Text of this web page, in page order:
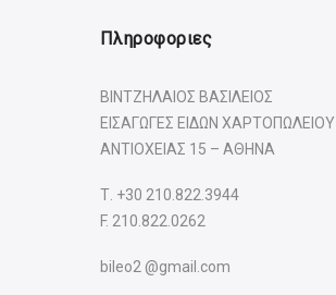
Πληροφοριες
ΒΙΝΤΖΗΛΑΙΟΣ ΒΑΣΙΛΕΙΟΣ
ΕΙΣΑΓΩΓΕΣ ΕΙΔΩΝ ΧΑΡΤΟΠΩΛΕΙΟΥ
ΑΝΤΙΟΧΕΙΑΣ 15 – ΑΘΗΝΑ
Τ. +30 210.822.3944
F. 210.822.0262
bileo2 @gmail.com